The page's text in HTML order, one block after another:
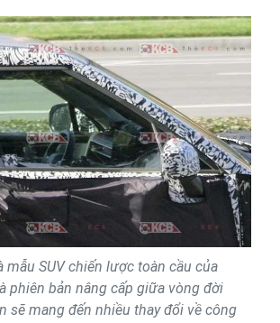
mẫu SUV chiến lược toàn cầu của
phiên bản nâng cấp giữa vòng đời
sẽ mang đến nhiều thay đổi về công